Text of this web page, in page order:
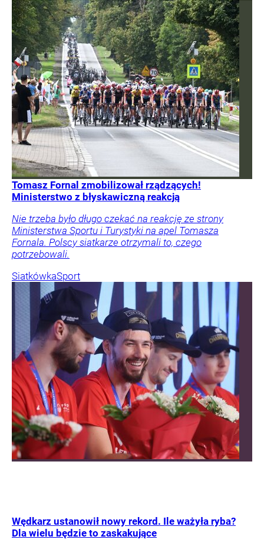
Tomasz Fornal zmobilizował rządzących!
Ministerstwo z błyskawiczną reakcją
Nie trzeba było długo czekać na reakcję ze strony
Ministerstwa Sportu i Turystyki na apel Tomasza
Fornala. Polscy siatkarze otrzymali to, czego
potrzebowali.
SiatkówkaSport
Wędkarz ustanowił nowy rekord. Ile ważyła ryba?
Dla wielu będzie to zaskakujące